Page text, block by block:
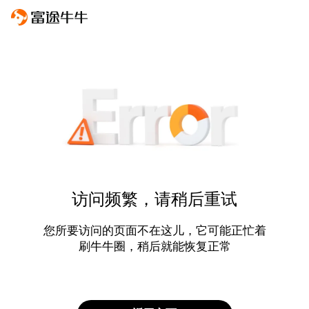
访问频繁，请稍后重试
您所要访问的页面不在这儿，它可能正忙着
刷牛牛圈，稍后就能恢复正常